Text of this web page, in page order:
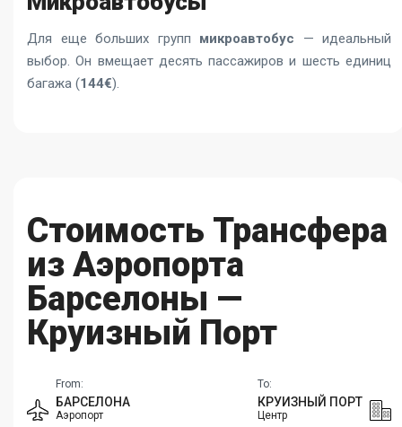
Для еще больших групп микроавтобус — идеальный
выбор. Он вмещает десять пассажиров и шесть единиц
багажа (144€).
Стоимость Трансфера
из Аэропорта
Барселоны —
Круизный Порт
From:
БАРСЕЛОНА
Аэропорт
To:
КРУИЗНЫЙ ПОРТ
Центр